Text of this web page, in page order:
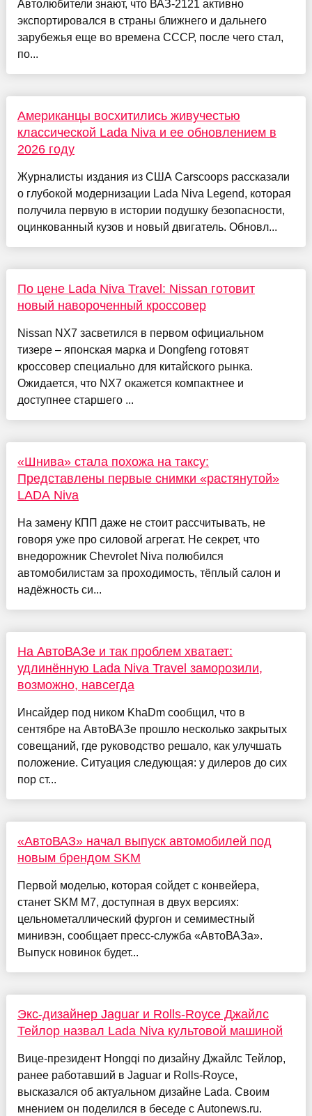
Автолюбители знают, что ВАЗ-2121 активно
экспортировался в страны ближнего и дальнего
зарубежья еще во времена СССР, после чего стал,
по...
Американцы восхитились живучестью
классической Lada Niva и ее обновлением в
2026 году
Журналисты издания из США Carscoops рассказали
о глубокой модернизации Lada Niva Legend, которая
получила первую в истории подушку безопасности,
оцинкованный кузов и новый двигатель. Обновл...
По цене Lada Niva Travel: Nissan готовит
новый навороченный кроссовер
Nissan NX7 засветился в первом официальном
тизере – японская марка и Dongfeng готовят
кроссовер специально для китайского рынка.
Ожидается, что NX7 окажется компактнее и
доступнее старшего ...
«Шнива» стала похожа на таксу:
Представлены первые снимки «растянутой»
LADA Niva
На замену КПП даже не стоит рассчитывать, не
говоря уже про силовой агрегат. Не секрет, что
внедорожник Chevrolet Niva полюбился
автомобилистам за проходимость, тёплый салон и
надёжность си...
На АвтоВАЗе и так проблем хватает:
удлинённую Lada Niva Travel заморозили,
возможно, навсегда
Инсайдер под ником KhaDm сообщил, что в
сентябре на АвтоВАЗе прошло несколько закрытых
совещаний, где руководство решало, как улучшать
положение. Ситуация следующая: у дилеров до сих
пор ст...
«АвтоВАЗ» начал выпуск автомобилей под
новым брендом SKM
Первой моделью, которая сойдет с конвейера,
станет SKM М7, доступная в двух версиях:
цельнометаллический фургон и семиместный
минивэн, сообщает пресс-служба «АвтоВАЗа».
Выпуск новинок будет...
Экс-дизайнер Jaguar и Rolls-Royce Джайлс
Тейлор назвал Lada Niva культовой машиной
Вице-президент Hongqi по дизайну Джайлс Тейлор,
ранее работавший в Jaguar и Rolls-Royce,
высказался об актуальном дизайне Lada. Своим
мнением он поделился в беседе с Autonews.ru.